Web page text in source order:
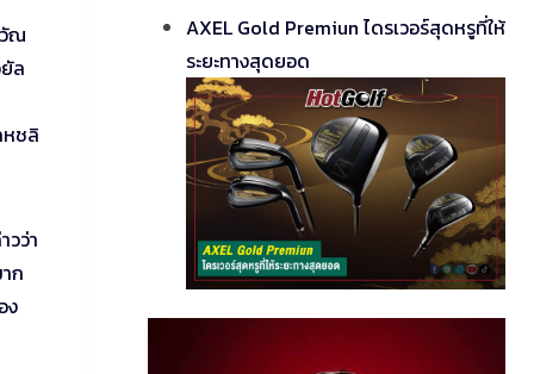
ณ
ล
หชลิ
ว่า
ก
ง
AXEL Gold Premiun ไดรเวอร์สุดหรูที่ให้
ระยะทางสุดยอด